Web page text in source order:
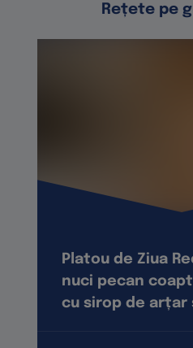
Rețete pe
Platou de Ziua
nuci pecan
cu sirop de arțar